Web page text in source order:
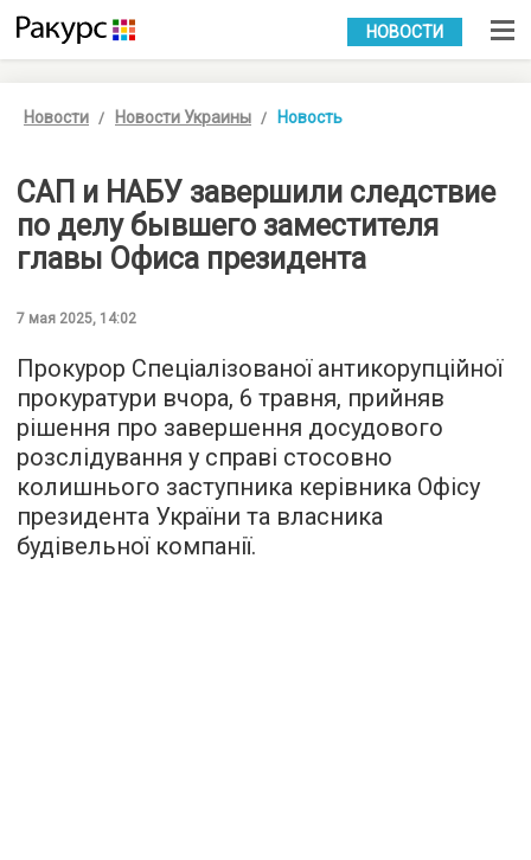
УКР РУС
НОВОСТИ
Новости Новости Украины Новость
САП и НАБУ завершили следствие
по делу бывшего заместителя
главы Офиса президента
7 мая 2025, 14:02
Прокурор Спеціалізованої антикорупційної
прокуратури вчора, 6 травня, прийняв
рішення про завершення досудового
розслідування у справі стосовно
колишнього заступника керівника Офісу
президента України та власника
будівельної компанії.